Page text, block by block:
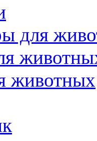
для
животных